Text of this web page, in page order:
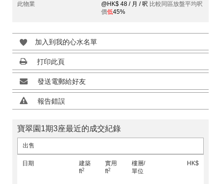
此物業
@HK$ 48 / 月 / 呎 比較同區放盤平均呎
價低45%
加入到我的心水名單
打印此頁
發送電郵給好友
報告錯誤
寶翠園1期3座最近的成交紀錄
出售
日期
建築
ft2
實用
ft2
樓層/
單位
HK$